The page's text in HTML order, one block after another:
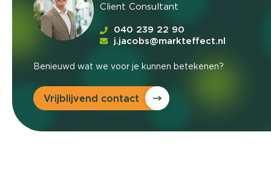
Client Consultant
040 239 22 90
j.jacobs@markteffect.nl
Benieuwd wat we voor je kunnen betekenen?
Vrijblijvend contact